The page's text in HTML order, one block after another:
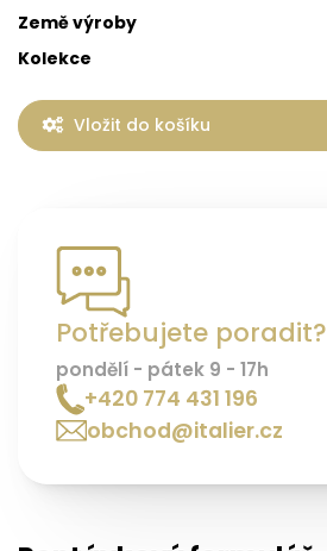
Země výroby
Kolekce
Vložit do košíku
Potřebujete poradit?
pondělí - pátek 9 - 17h
+420 774 431 196
obchod@italier.cz